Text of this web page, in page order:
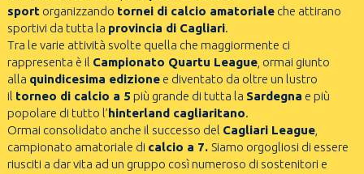
sportorganizzando tornei di calcio amatorialeche attirano
sportivi da tutta la provincia di Cagliari.
Tra le varie attività svolte quella che maggiormente ci
rappresenta è il Campionato Quartu League, ormai giunto
alla quindicesima edizionee diventato da oltre un lustro
il torneo di calcio a 5 più grande di tutta la Sardegna e più
popolare di tutto l’hinterland cagliaritano.
Ormai consolidato anche il successo del Cagliari League,
campionato amatoriale di calcio a 7. Siamo orgogliosi di essere
riusciti a dar vita ad un gruppo così numeroso di sostenitori e